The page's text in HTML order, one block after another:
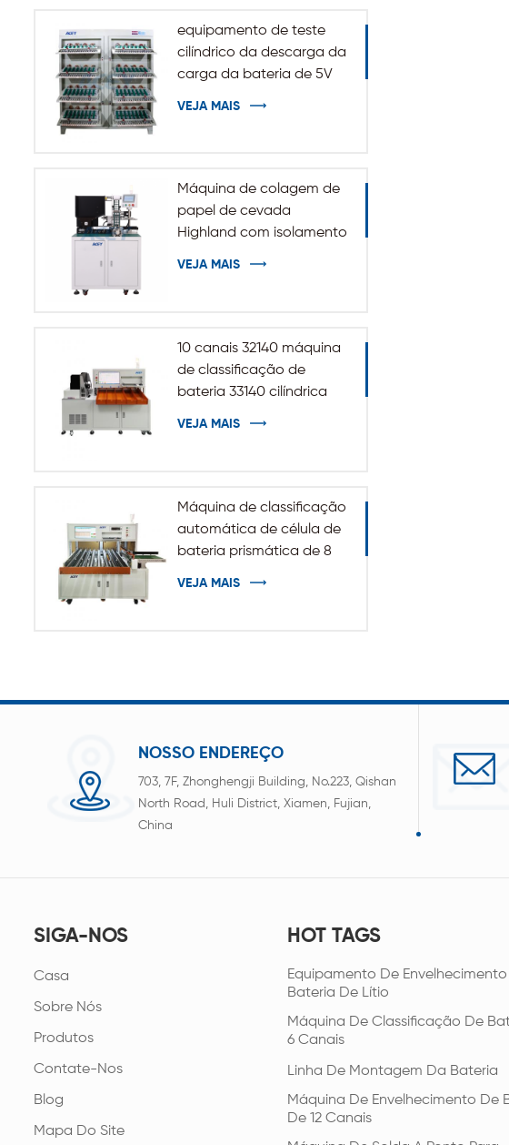
equipamento de teste
cilíndrico da descarga da
carga da bateria de 5V
VEJA MAIS
Máquina de colagem de
papel de cevada
Highland com isolamento
VEJA MAIS
10 canais 32140 máquina
de classificação de
bateria 33140 cilíndrica
VEJA MAIS
Máquina de classificação
automática de célula de
bateria prismática de 8
VEJA MAIS
NOSSO ENDEREÇO
703, 7F, Zhonghengji Building, No.223, Qishan
North Road, Huli District, Xiamen, Fujian,
China
SIGA-NOS
Casa
Sobre Nós
Produtos
Contate-Nos
Blog
Mapa Do Site
HOT TAGS
Equipamento De
Bateria De Lítio
Máquina De Classificação De
6 Canais
Linha De Montagem Da Bateria
Máquina De Envelhecimento De
De 12 Canais